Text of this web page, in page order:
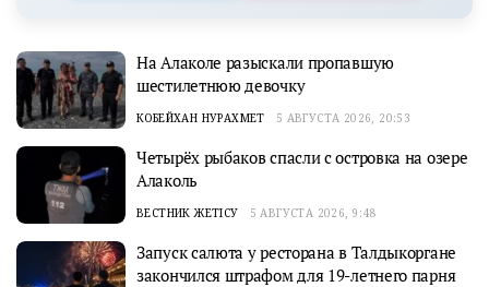
На Алаколе разыскали пропавшую
шестилетнюю девочку
КОБЕЙХАН НУРАХМЕТ 5 АВГУСТА 2026, 20:53
Четырёх рыбаков спасли с островка на озере
Алаколь
ВЕСТНИК ЖЕТІСУ 5 АВГУСТА 2026, 9:48
Запуск салюта у ресторана в Талдыкоргане
закончился штрафом для 19-летнего парня